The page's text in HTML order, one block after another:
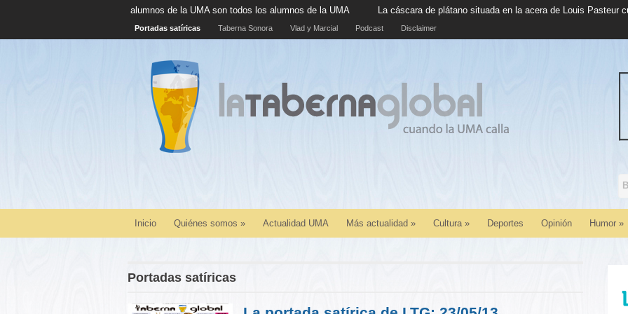
de alumnos de la UMA son todos los alumnos de la UMA La cáscara de plátano situada en la acera de Louis Pasteur cumple cinco años en
Portadas satíricas Taberna Sonora Vlad y Marcial Podcast Disclaimer
Inicio Quiénes somos » Actualidad UMA Más actualidad » Cultura» Deportes Opinión Humor »
Portadas satíricas